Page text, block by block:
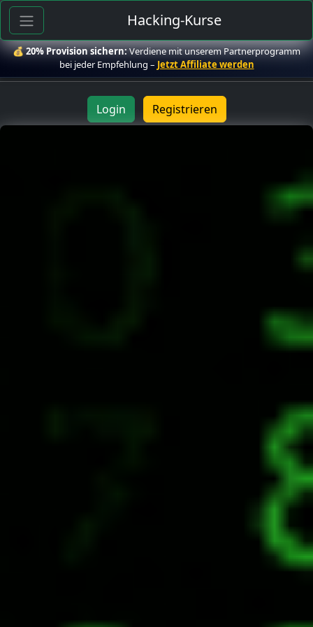
Hacking-Kurse
💰20% Provision sichern:Verdiene mit unserem Partnerprogramm
bei jeder Empfehlung – Jetzt Affiliate werden
Login Registrieren